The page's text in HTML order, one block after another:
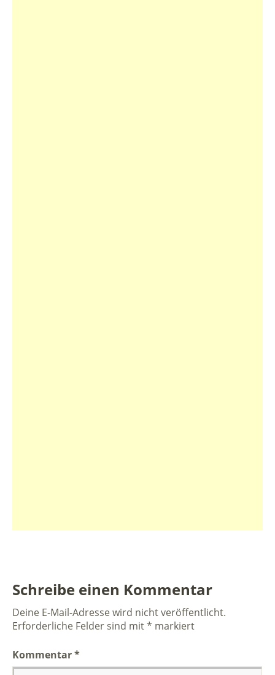
Schreibe einen Kommentar
Deine E-Mail-Adresse wird nicht veröffentlicht.
Erforderliche Felder sind mit* markiert
Kommentar*